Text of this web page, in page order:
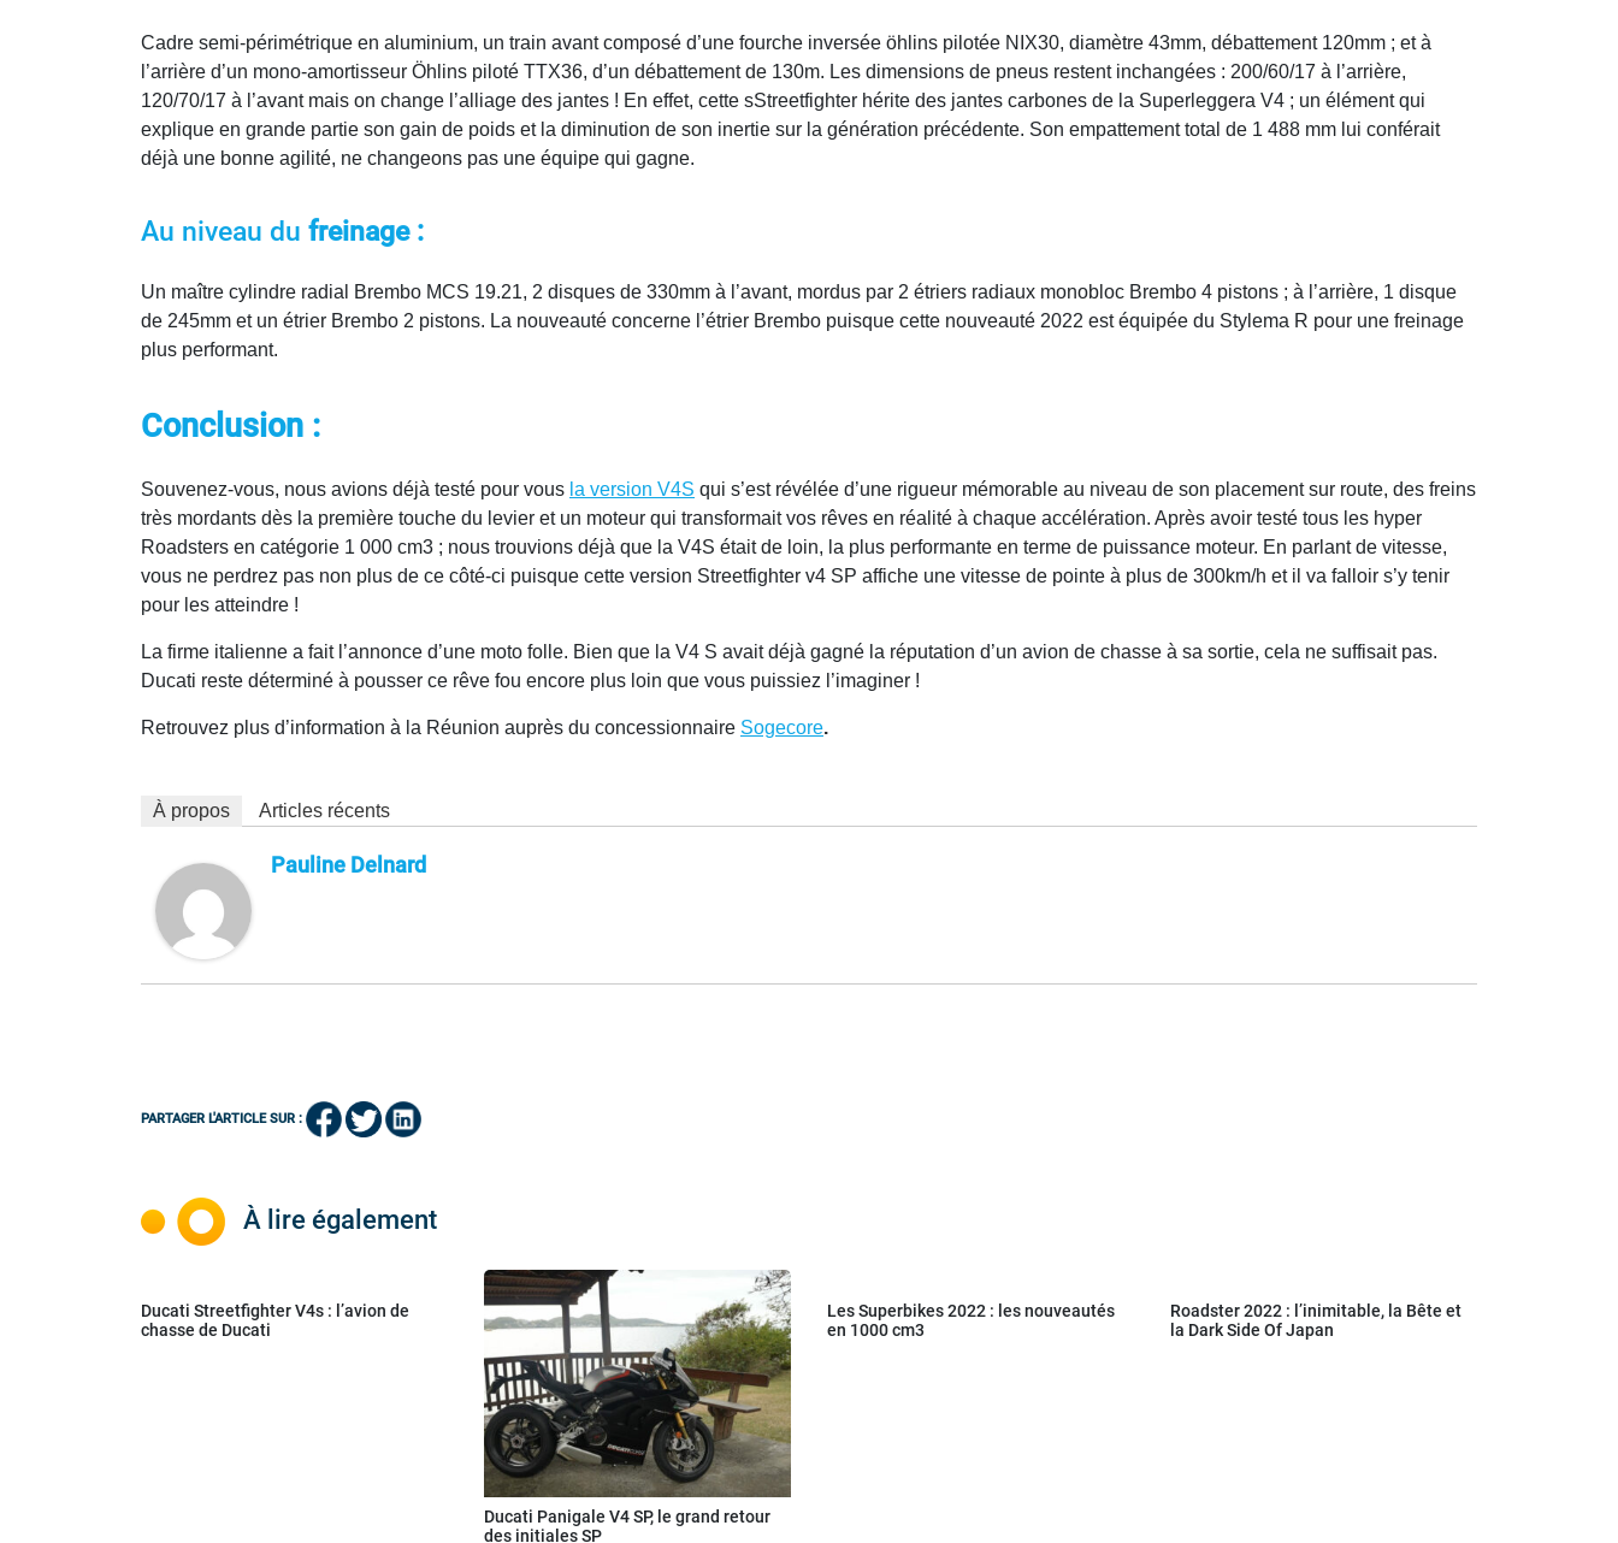
Cadre semi-périmétrique en aluminium, un train avant composé d’une fourche inversée öhlins pilotée NIX30, diamètre 43mm, débattement 120mm ; et à
l’arrière d’un mono-amortisseur Öhlins piloté TTX36, d’un débattement de 130m. Les dimensions de pneus restent inchangées : 200/60/17 à l’arrière,
120/70/17 à l’avant mais on change l’alliage des jantes ! En effet, cette sStreetfighter hérite des jantes carbones de la Superleggera V4 ; un élément qui
explique en grande partie son gain de poids et la diminution de son inertie sur la génération précédente. Son empattement total de 1 488 mm lui conférait
déjà une bonne agilité, ne changeons pas une équipe qui gagne.
Au niveau du freinage :
Un maître cylindre radial Brembo MCS 19.21, 2 disques de 330mm à l’avant, mordus par 2 étriers radiaux monobloc Brembo 4 pistons ; à l’arrière, 1 disque
de 245mm et un étrier Brembo 2 pistons. La nouveauté concerne l’étrier Brembo puisque cette nouveauté 2022 est équipée du Stylema R pour une freinage
plus performant.
Conclusion :
Souvenez-vous, nous avions déjà testé pour vous la version V4S qui s’est révélée d’une rigueur mémorable au niveau de son placement sur route, des freins
très mordants dès la première touche du levier et un moteur qui transformait vos rêves en réalité à chaque accélération. Après avoir testé tous les hyper
Roadsters en catégorie 1 000 cm3 ; nous trouvions déjà que la V4S était de loin, la plus performante en terme de puissance moteur. En parlant de vitesse,
vous ne perdrez pas non plus de ce côté-ci puisque cette version Streetfighter v4 SP affiche une vitesse de pointe à plus de 300km/h et il va falloir s’y tenir
pour les atteindre !
La firme italienne a fait l’annonce d’une moto folle. Bien que la V4 S avait déjà gagné la réputation d’un avion de chasse à sa sortie, cela ne suffisait pas.
Ducati reste déterminé à pousser ce rêve fou encore plus loin que vous puissiez l’imaginer !
Retrouvez plus d’information à la Réunion auprès du concessionnaire Sogecore.
À propos Articles récents
Pauline Delnard
PARTAGER L'ARTICLE SUR :
À lire également
Ducati Streetfighter V4s : l’avion de
chasse de Ducati
Ducati Panigale V4 SP, le grand retour
des initiales SP
Les Superbikes 2022 : les nouveautés
en 1000 cm3
Roadster 2022 : l’inimitable, la Bête et
la Dark Side Of Japan